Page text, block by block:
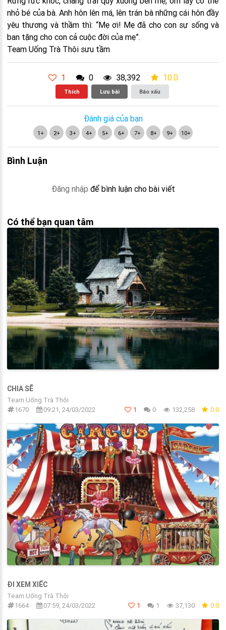
nhỏ bé của bà. Anh hôn lên má, lên trán bà những cái hôn đầy
yêu thương và thầm thì: “Mẹ ơi! Mẹ đã cho con sự sống và
ban tặng cho con cả cuộc đời của mẹ”.
Team Uống Trà Thôi sưu tầm
1 0 38,392 10.0
Thích Lưu bài Báo xấu
Đánh giá của bạn
1+ 2+ 3+ 4+ 5+ 6+ 7+ 8+ 9+ 10+
Bình Luận
Đăng nhập để bình luận cho bài viết
Có thể bạn quan tâm
CHIA SẼ
Team Uống Trà Thôi
1670
09:21, 24/03/2022 1 0 132,258 0.0
ĐI XEM XIẾC
Team Uống Trà Thôi
1664
07:59, 24/03/2022 1 1 37,130 0.0